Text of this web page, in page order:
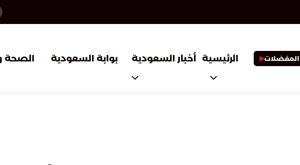
المفضلات الرئيسية أخبار السعودية بوابة السعودية الصحة